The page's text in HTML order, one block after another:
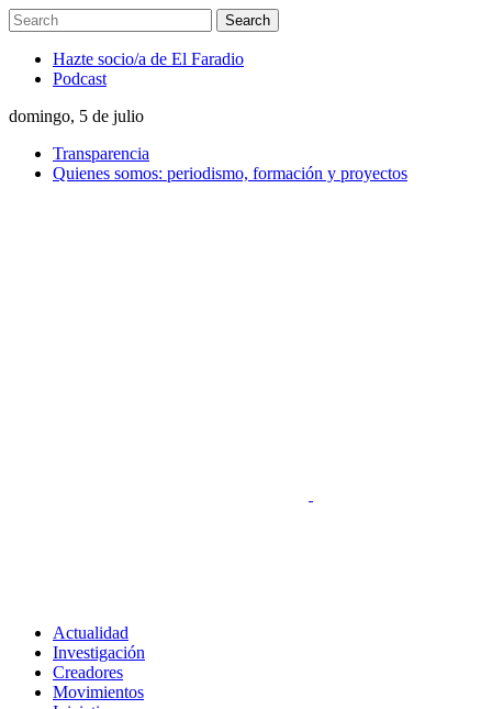
Hazte socio/a de El Faradio
Podcast
domingo, 5 de julio
Transparencia
Quienes somos: periodismo, formación y proyectos
Actualidad
Investigación
Creadores
Movimientos